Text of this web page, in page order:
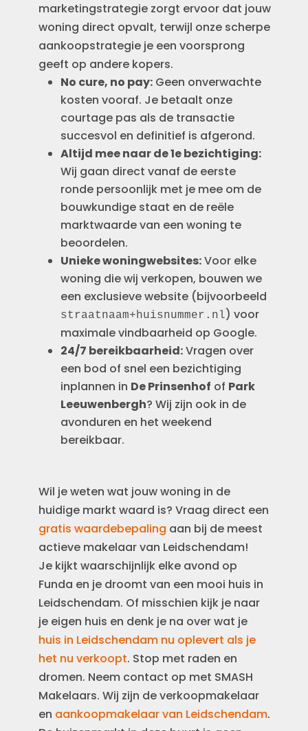
marketingstrategie zorgt ervoor dat jouw
woning direct opvalt, terwijl onze scherpe
aankoopstrategie je een voorsprong
geeft op andere kopers.
No cure, no pay: Geen onverwachte
kosten vooraf. Je betaalt onze
courtage pas als de transactie
succesvol en definitief is afgerond.
Altijd mee naar de 1e bezichtiging:
Wij gaan direct vanaf de eerste
ronde persoonlijk met je mee om de
bouwkundige staat en de reële
marktwaarde van een woning te
beoordelen.
Unieke woningwebsites:Voor elke
woning die wij verkopen, bouwen we
een exclusieve website (bijvoorbeeld
straatnaam+huisnummer.nl) voor
maximale vindbaarheid op Google.
24/7 bereikbaarheid:Vragen over
een bod of snel een bezichtiging
inplannen in De Prinsenhof of Park
Leeuwenbergh? Wij zijn ook in de
avonduren en het weekend
bereikbaar.
Wil je weten wat jouw woning in de
huidige markt waard is? Vraag direct een
gratis waardebepaling aan bij de meest
actieve makelaar van Leidschendam!
Je kijkt waarschijnlijk elke avond op
Funda en je droomt van een mooi huis in
Leidschendam. Of misschien kijk je naar
je eigen huis en denk je na over wat je
huis in Leidschendam nu oplevert als je
het nu verkoopt. Stop met raden en
dromen. Neem contact op met SMASH
Makelaars. Wij zijn de verkoopmakelaar
en aankoopmakelaar van Leidschendam.